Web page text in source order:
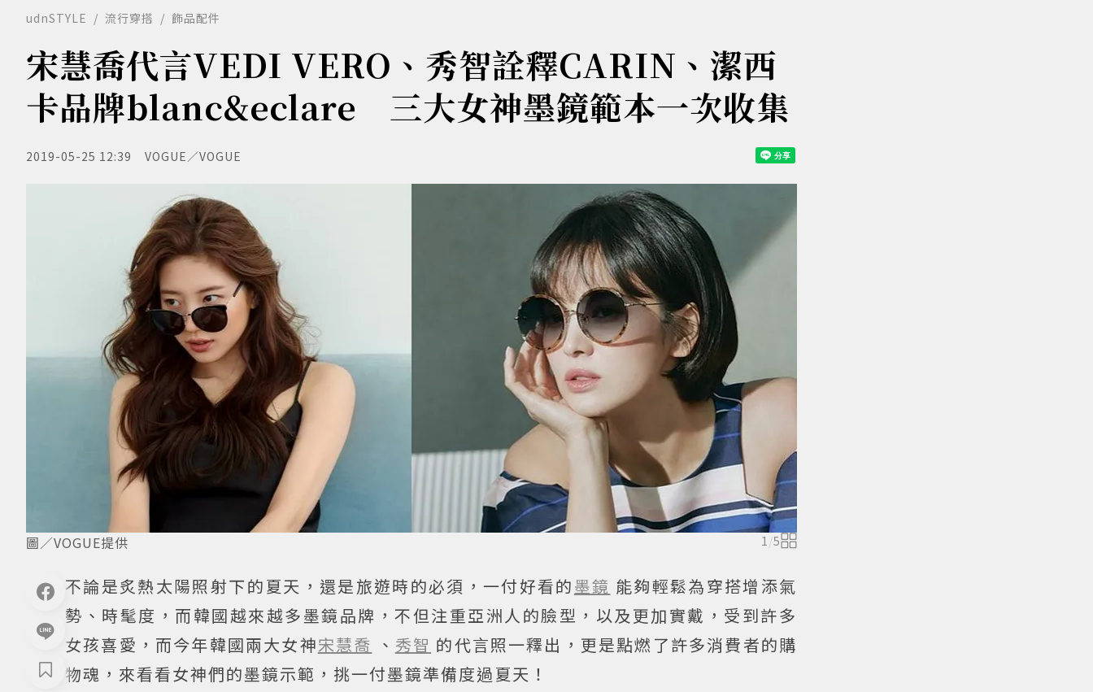
udnSTYLE 流行穿搭 飾品配件
宋慧喬代言VEDI VERO、秀智詮釋CARIN、潔西
卡品牌blanc&eclare 三大女神墨鏡範本一次收集
2019-05-25 12:39 VOGUE／VOGUE
圖／VOGUE提供 1 /5
不論是炙熱太陽照射下的夏天，還是旅遊時的必須，一付好看的墨鏡 能夠輕鬆為穿搭增添氣
勢、時髦度，而韓國越來越多墨鏡品牌，不但注重亞洲人的臉型，以及更加實戴，受到許多
女孩喜愛，而今年韓國兩大女神宋慧喬 、 秀智 的代言照一釋出，更是點燃了許多消費者的購
物魂，來看看女神們的墨鏡示範，挑一付墨鏡準備度過夏天！